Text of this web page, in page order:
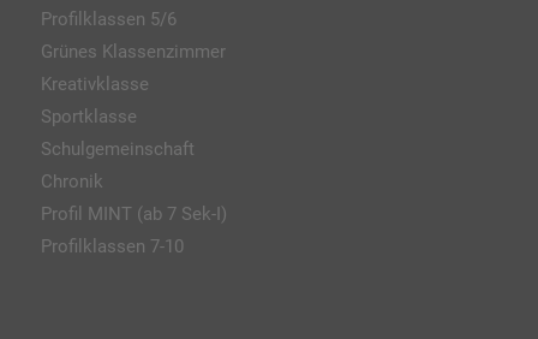
Profilklassen 5/6
Grünes Klassenzimmer
Kreativklasse
Sportklasse
Schulgemeinschaft
Chronik
Profil MINT (ab 7 Sek-I)
Profilklassen 7-10